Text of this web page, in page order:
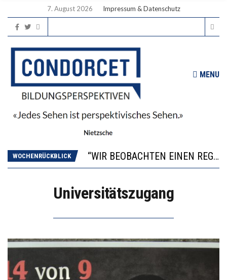
7. August 2026 Impressum & Datenschutz
MENU
WOCHENRÜCKBLICK
“WIR BEOBACHTEN EINEN REGELRECHTEN STURZFLUG BEI DEN LERNLEISTUNGEN”
DIE VERSTÄRKTE HARMONISIERUNG IM SCHULWESEN VERRINGERT DAS INNOVATIONSPOTENZIAL
Universitätszugang